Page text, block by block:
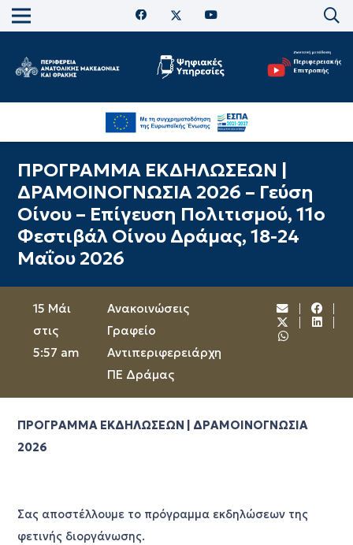
ΠΡΟΓΡΑΜΜΑ ΕΚΔΗΛΩΣΕΩΝ |
ΔΡΑΜΟΙΝΟΓΝΩΣΙΑ 2026 – Γεύση
Οίνου – Επίγευση Πολιτισμού, 11o
Φεστιβάλ Οίνου Δράμας, 18-24
Μαΐου 2026
15 Μάι
στις
5:57 am
Ανακοινώσεις
Γραφείο
Αντιπεριφερειάρχη
ΠΕ Δράμας
ΠΡΟΓΡΑΜΜΑ ΕΚΔΗΛΩΣΕΩΝ | ΔΡΑΜΟΙΝΟΓΝΩΣΙΑ
2026
Σας αποστέλλουμε το πρόγραμμα εκδηλώσεων της
φετινής διοργάνωσης.